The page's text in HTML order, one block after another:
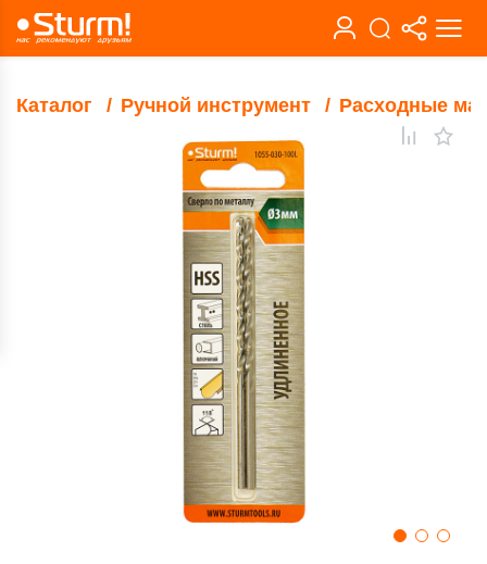
Каталог Ручной инструмент Расходные